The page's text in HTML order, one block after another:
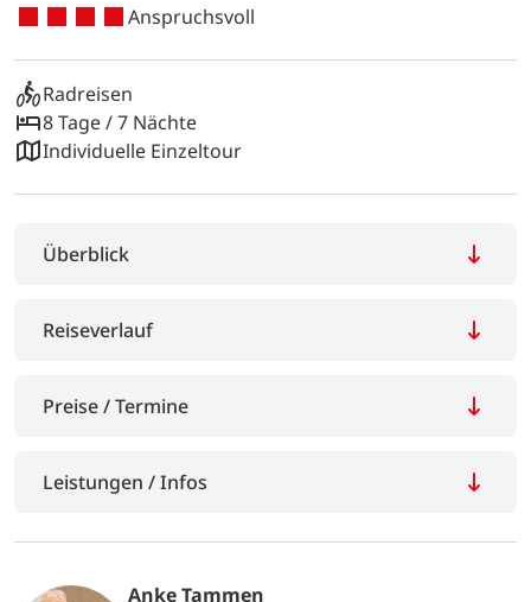
Anspruchsvoll
Radreisen
8 Tage / 7 Nächte
Individuelle Einzeltour
Überblick
Reiseverlauf
Preise / Termine
Leistungen / Infos
Anke Tammen